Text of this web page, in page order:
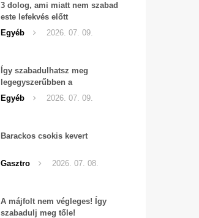
3 dolog, ami miatt nem szabad
este lefekvés előtt
görögdinnyét enni
Egyéb 2026. 07. 09.
Így szabadulhatsz meg
legegyszerűbben a
pucércsigáktól
Egyéb 2026. 07. 09.
Barackos csokis kevert
Gasztro 2026. 07. 08.
A májfolt nem végleges! Így
szabadulj meg tőle!